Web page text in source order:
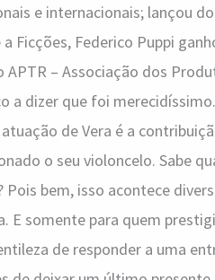
e internacionais; lançou
Ficções, Federico Puppi
APTR – Associação dos
a dizer que foi
de Vera é a
o seu violoncelo. Sabe
bem, isso acontece
E somente para quem
de responder a uma